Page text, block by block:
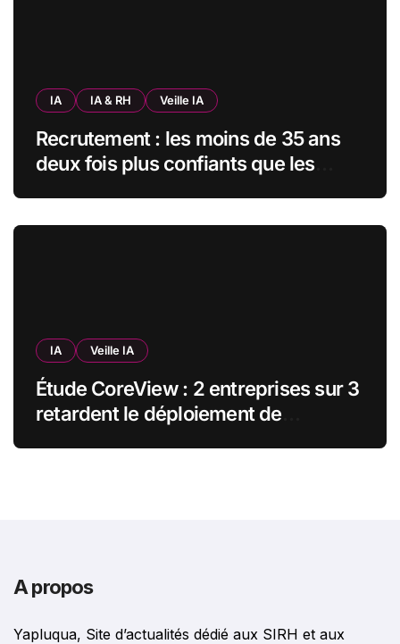
IA IA & RH Veille IA
Recrutement : les moins de 35 ans
deux fois plus confiants que les
IA Veille IA
Étude CoreView : 2 entreprises sur 3
retardent le déploiement de
A propos
Yapluqua, Site d’actualités dédié aux SIRH et aux